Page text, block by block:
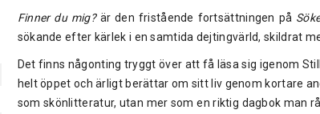
Finner du mig?är den fristående fortsättningen på
sökande efter kärlek i en samtida dejtingvärld, skildrat
Det finns någonting tryggt över att få läsa sig igenom
helt öppet och ärligt berättar om sitt liv genom kortare
som skönlitteratur, utan mer som en riktig dagbok man